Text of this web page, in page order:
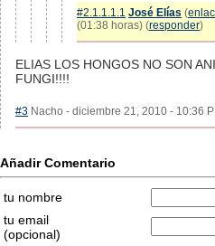
#2.1.1.1.1 José Elías (
(01:38 horas) (responder)
ELIAS LOS HONGOS NO SON
FUNGI!!!!
#3 Nacho - diciembre 21, 2010 - 10:36
Añadir Comentario
tu nombre
tu email
(opcional)